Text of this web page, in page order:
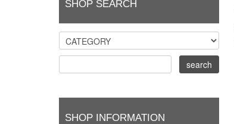
SHOP SEARCH
SHOP INFORMATION